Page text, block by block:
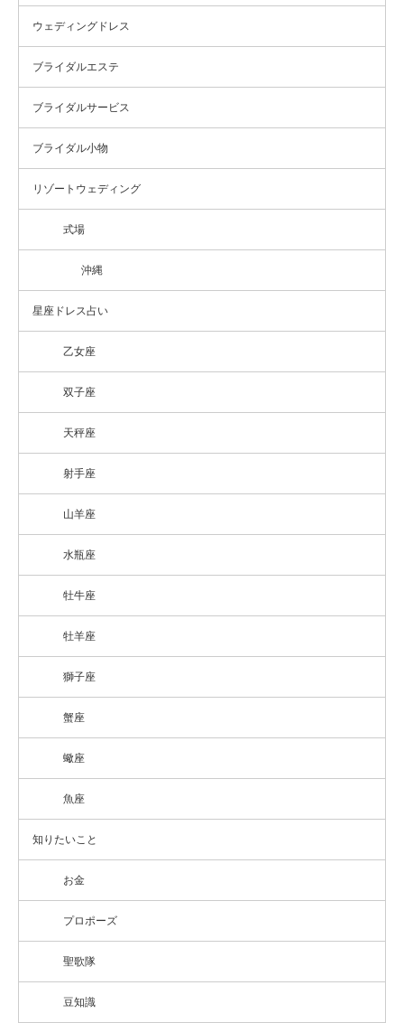
ウェディングドレス
ブライダルエステ
ブライダルサービス
ブライダル小物
リゾートウェディング
式場
沖縄
星座ドレス占い
乙女座
双子座
天秤座
射手座
山羊座
水瓶座
牡牛座
牡羊座
獅子座
蟹座
蠍座
魚座
知りたいこと
お金
プロポーズ
聖歌隊
豆知識